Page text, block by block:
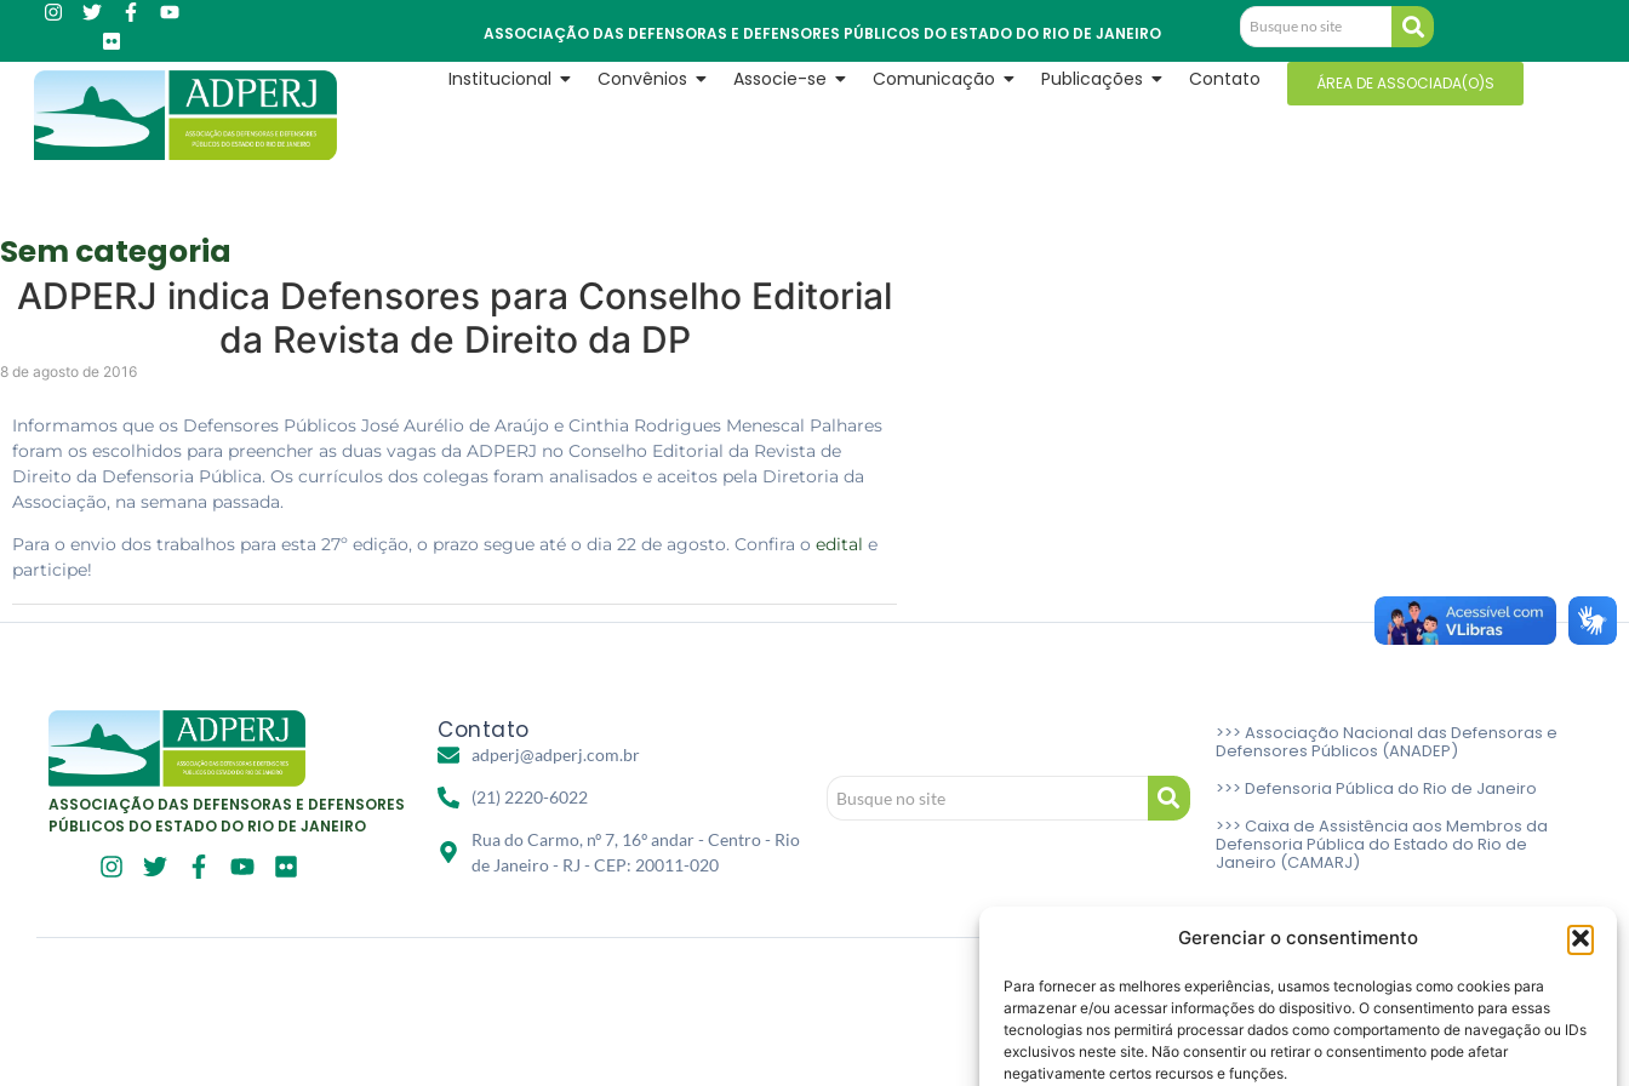
Gerenciar o consentimento
Para fornecer as melhores experiências, usamos tecnologias como cookies para
armazenar e/ou acessar informações do dispositivo. O consentimento para essas
tecnologias nos permitirá processar dados como comportamento de navegação ou IDs
exclusivos neste site. Não consentir ou retirar o consentimento pode afetar
negativamente certos recursos e funções.
ASSOCIAÇÃO DAS DEFENSORAS E DEFENSORES PÚBLICOS DO ESTADO DO RIO DE JANEIRO
Institucional Convênios Associe-se Comunicação Publicações Contato ÁREA DE ASSOCIADA(O)S
Sem categoria
ADPERJ indica Defensores para Conselho Editorial
da Revista de Direito da DP
8 de agosto de 2016
Informamos que os Defensores Públicos José Aurélio de Araújo e Cinthia Rodrigues Menescal Palhares
foram os escolhidos para preencher as duas vagas da ADPERJ no Conselho Editorial da Revista de
Direito da Defensoria Pública. Os currículos dos colegas foram analisados e aceitos pela Diretoria da
Associação, na semana passada.
Para o envio dos trabalhos para esta 27º edição, o prazo segue até o dia 22 de agosto. Confira o edital e
participe!
ASSOCIAÇÃO DAS DEFENSORAS E DEFENSORES
PÚBLICOS DO ESTADO DO RIO DE JANEIRO
Contato
adperj@adperj.com.br
(21) 2220-6022
Rua do Carmo, nº 7, 16º andar - Centro - Rio
de Janeiro - RJ - CEP: 20011-020
>>> Associação Nacional das Defensoras e
Defensores Públicos (ANADEP)
>>> Defensoria Pública do Rio de Janeiro
>>> Caixa de Assistência aos Membros da
Defensoria Pública do Estado do Rio de
Janeiro (CAMARJ)